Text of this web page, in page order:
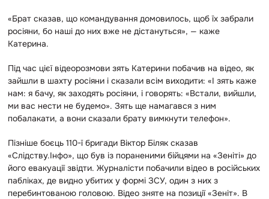
«Брат сказав, що командування домовилось, щоб їх забрали
росіяни, бо наші до них вже не дістануться», — каже
Катерина.
Під час цієї відеорозмови зять Катерини побачив на відео, як
зайшли в шахту росіяни і сказали всім виходити: «І зять каже
нам: я бачу, як заходять росіяни, і говорять: «Встали, вийшли,
ми вас нести не будемо». Зять ще намагався з ним
побалакати, а вони сказали брату вимкнути телефон».
Пізніше боєць 110-ї бригади Віктор Біляк сказав
«Слідству.Інфо», що був із пораненими бійцями на «Зеніті» до
його евакуації звідти. Журналісти побачили відео в російських
пабліках, де видно убитих у формі ЗСУ, один з них з
перебинтованою головою. Відео зняте на позиції «Зеніт». В